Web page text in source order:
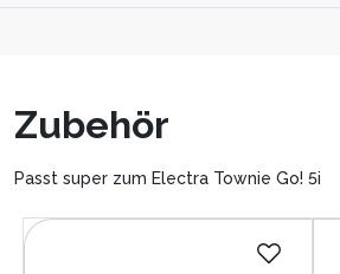
Zubehör
Passt super zum Electra Townie Go! 5i